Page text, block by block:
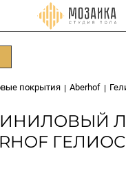
покрытия | Aberhof |